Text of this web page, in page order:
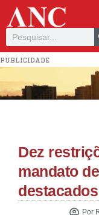
PUBLICIDADE
Dez
mandato
Por